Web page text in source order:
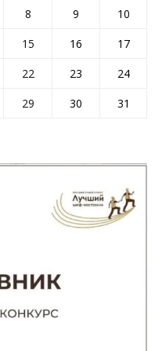
8 9
10
15 16
17
22 23
24
29 30
31